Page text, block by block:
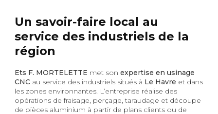
Un savoir-faire local au
service des industriels de la
région
Ets F. MORTELETTE met son expertise en usinage
CNC au service des industriels situés à Le Havre et dans
les zones environnantes. L’entreprise réalise des
opérations de fraisage, perçage, taraudage et découpe
de pièces aluminium à partir de plans clients ou de